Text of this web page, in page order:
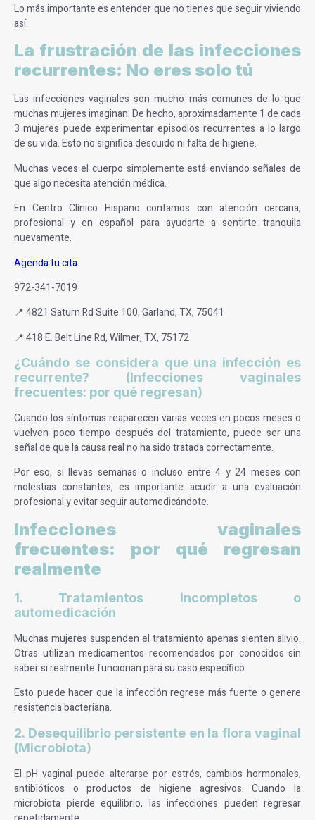
Lo más importante es entender que no tienes que seguir viviendo
así.
La frustración de las infecciones
recurrentes: No eres solo tú
Las infecciones vaginales son mucho más comunes de lo que
muchas mujeres imaginan. De hecho, aproximadamente 1 de cada
3 mujeres puede experimentar episodios recurrentes a lo largo
de su vida. Esto no significa descuido ni falta de higiene.
Muchas veces el cuerpo simplemente está enviando señales de
que algo necesita atención médica.
En Centro Clínico Hispano contamos con atención cercana,
profesional y en español para ayudarte a sentirte tranquila
nuevamente.
Agenda tu cita
972-341-7019
📍 4821 Saturn Rd Suite 100, Garland, TX, 75041
📍 418 E. Belt Line Rd, Wilmer, TX, 75172
¿Cuándo se considera que una infección es
recurrente? (Infecciones vaginales
frecuentes: por qué regresan)
Cuando los síntomas reaparecen varias veces en pocos meses o
vuelven poco tiempo después del tratamiento, puede ser una
señal de que la causa real no ha sido tratada correctamente.
Por eso, si llevas semanas o incluso entre 4 y 24 meses con
molestias constantes, es importante acudir a una evaluación
profesional y evitar seguir automedicándote.
Infecciones vaginales
frecuentes: por qué regresan
realmente
1. Tratamientos incompletos o
automedicación
Muchas mujeres suspenden el tratamiento apenas sienten alivio.
Otras utilizan medicamentos recomendados por conocidos sin
saber si realmente funcionan para su caso específico.
Esto puede hacer que la infección regrese más fuerte o genere
resistencia bacteriana.
2. Desequilibrio persistente en la flora vaginal
(Microbiota)
El pH vaginal puede alterarse por estrés, cambios hormonales,
antibióticos o productos de higiene agresivos. Cuando la
microbiota pierde equilibrio, las infecciones pueden regresar